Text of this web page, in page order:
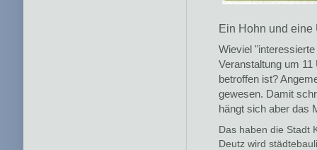
Ein Hohn und eine
Wieviel
Veranstaltung um
betroffen ist?
gewesen. Damit
hängt sich aber das
Das haben die Stadt
Deutz wird